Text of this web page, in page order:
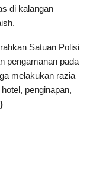
di kalangan
Satuan Polisi
pengamanan pada
melakukan razia
penginapan,